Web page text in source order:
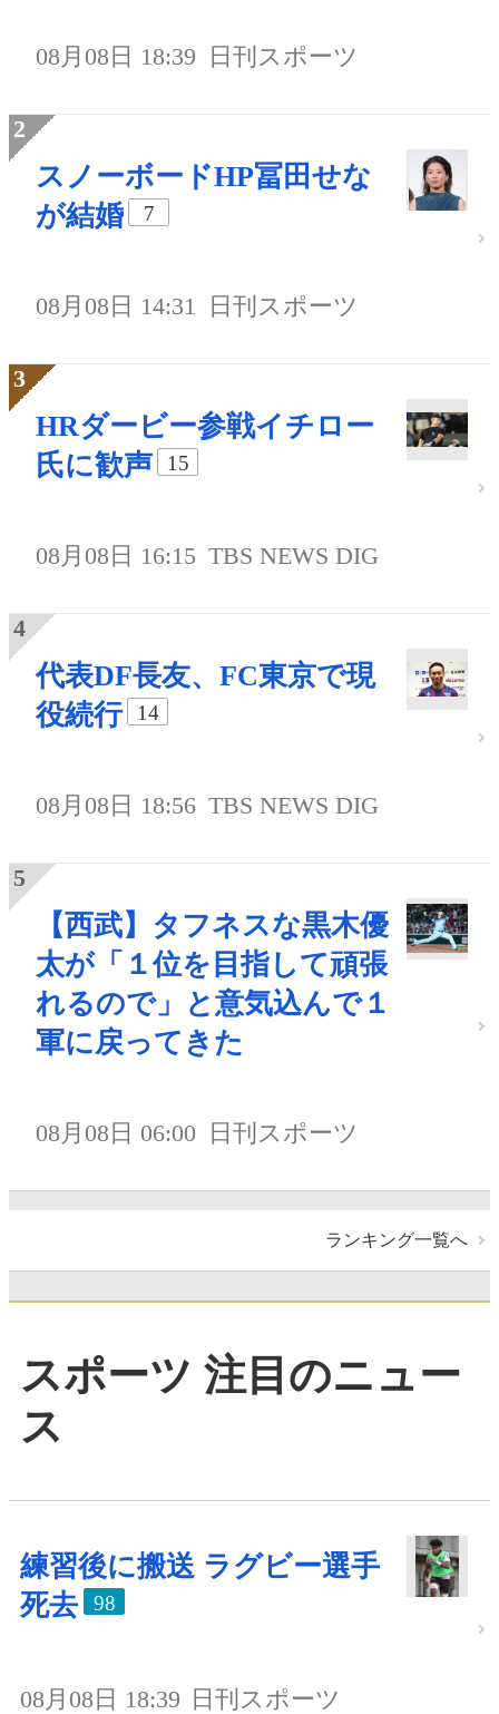
08月08日 18:39 日刊スポーツ
スノーボードHP冨田せな
が結婚
7
08月08日 14:31 日刊スポーツ
HRダービー参戦イチロー
氏に歓声
15
08月08日 16:15 TBS NEWS DIG
代表DF長友、FC東京で現
役続行
14
08月08日 18:56 TBS NEWS DIG
【西武】タフネスな黒木優
太が「１位を目指して頑張
れるので」と意気込んで１
軍に戻ってきた
08月08日 06:00 日刊スポーツ
ランキング一覧へ
スポーツ 注目のニュー
ス
練習後に搬送 ラグビー選手
死去
98
08月08日 18:39 日刊スポーツ